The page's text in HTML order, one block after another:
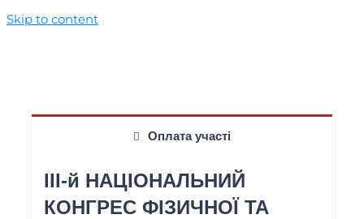
Skip to content
Оплата участі
IIІ-й НАЦІОНАЛЬНИЙ
КОНГРЕС ФІЗИЧНОЇ ТА